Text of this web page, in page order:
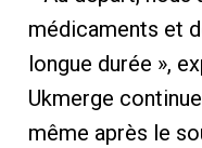
médicaments et
longue durée »,
Ukmerge
même après le